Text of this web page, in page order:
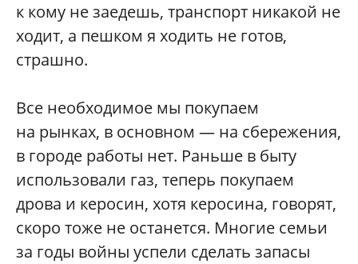
к кому не заедешь, транспорт никакой не
ходит, а пешком я ходить не готов,
страшно.
Все необходимое мы покупаем
на рынках, в основном — на сбережения,
в городе работы нет. Раньше в быту
использовали газ, теперь покупаем
дрова и керосин, хотя керосина, говорят,
скоро тоже не останется. Многие семьи
за годы войны успели сделать запасы